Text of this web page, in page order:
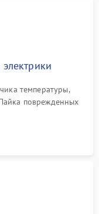
температуры,
поврежденных
и контактов.